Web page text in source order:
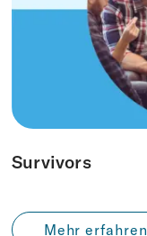
Survivors
Mehr erfahren